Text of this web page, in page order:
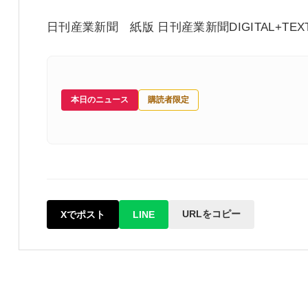
日刊産業新聞 紙版 日刊産業新聞
本日のニュース 購読者限定
Xでポスト LINE URLをコピー